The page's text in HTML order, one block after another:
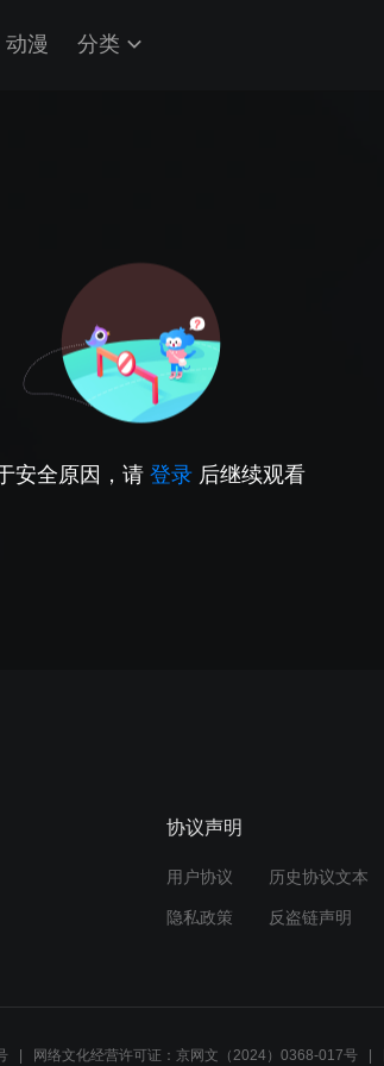
动漫 分类
安全原因，请 登录 后继续观看
协议声明
用户协议 历史协议文本
隐私政策 反盗链声明
网络文化经营许可证：京网文（2024）0368-017号